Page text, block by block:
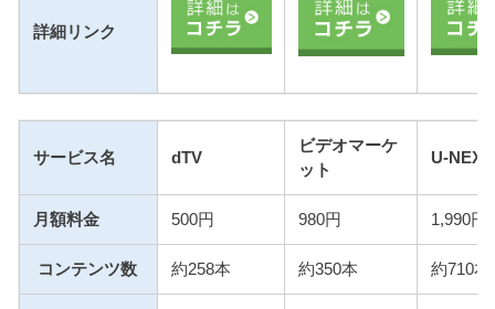
詳細リンク
サービス名 dTV
ビデオマーケ
ット
U-NEXT
月額料金 500円 980円 1,990円
コンテンツ数 約258本 約350本 約710本